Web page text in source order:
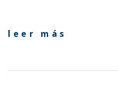
leer más